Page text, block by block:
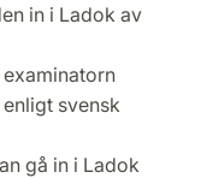
in i Ladok av
svensk
gå in i Ladok